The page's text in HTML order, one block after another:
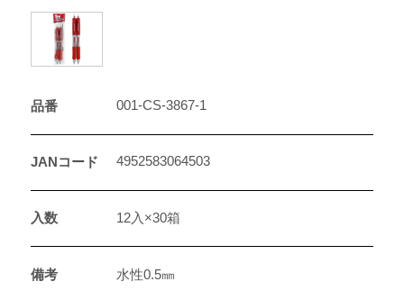
品番 001-CS-3867-1
JANコード 4952583064503
入数 12入×30箱
備考 水性0.5㎜